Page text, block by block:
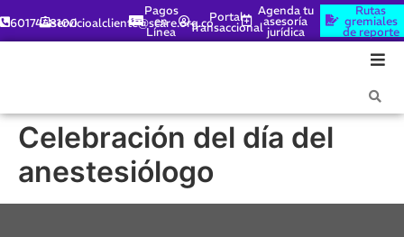
6017448100servicioalcliente@scare.org.co
Pagos
en
Línea
Portal
Transaccional
Agenda tu
asesoría
jurídica
Rutas
gremiales
de reporte
Celebración del día del
anestesiólogo